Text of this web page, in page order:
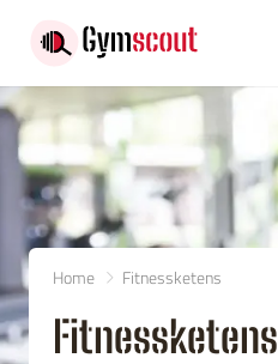
Home Fitnessketens
Fitnessketens